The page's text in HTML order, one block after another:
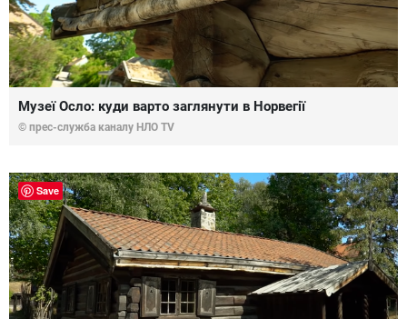
Музеї Осло: куди варто заглянути в Норвегії
© прес-служба каналу НЛО TV
Save